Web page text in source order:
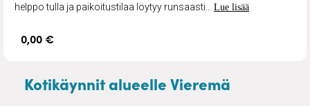
helppo tulla ja paikoitustilaa löytyy runsaasti... Lue lisää
0,00 €
Kotikäynnit alueelle Vieremä